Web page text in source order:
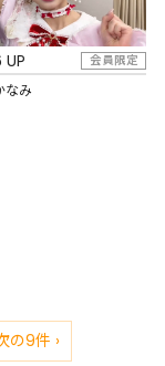
会員限定
み
の9件 ›